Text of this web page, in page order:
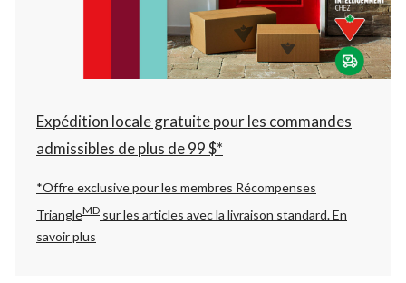
à
22:00
cliquer
pour
changer
Expédition locale gratuite pour les commandes
admissibles de plus de 99 $*
*Offre exclusive pour les membres Récompenses
TriangleMD sur les articles avec la livraison standard.En
savoir plus